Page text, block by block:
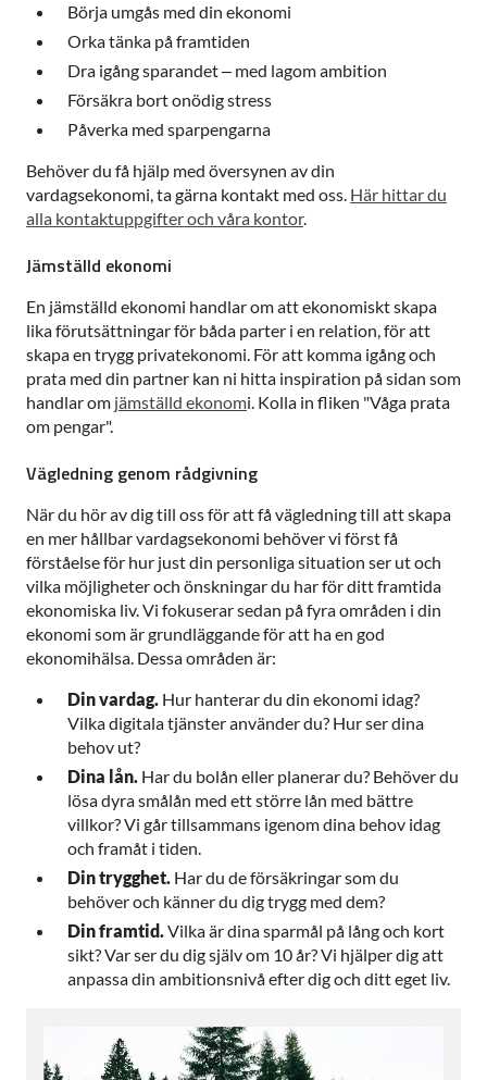
Börja umgås med din ekonomi
Orka tänka på framtiden
Dra igång sparandet – med lagom ambition
Försäkra bort onödig stress
Påverka med sparpengarna
Behöver du få hjälp med översynen av din
vardagsekonomi, ta gärna kontakt med oss. Här hittar du
alla kontaktuppgifter och våra kontor.
Jämställd ekonomi
En jämställd ekonomi handlar om att ekonomiskt skapa
lika förutsättningar för båda parter i en relation, för att
skapa en trygg privatekonomi. För att komma igång och
prata med din partner kan ni hitta inspiration på sidan som
handlar om jämställd ekonomi. Kolla in fliken "Våga prata
om pengar".
Vägledning genom rådgivning
När du hör av dig till oss för att få vägledning till att skapa
en mer hållbar vardagsekonomi behöver vi först få
förståelse för hur just din personliga situation ser ut och
vilka möjligheter och önskningar du har för ditt framtida
ekonomiska liv. Vi fokuserar sedan på fyra områden i din
ekonomi som är grundläggande för att ha en god
ekonomihälsa. Dessa områden är:
Din vardag. Hur hanterar du din ekonomi idag?
Vilka digitala tjänster använder du? Hur ser dina
behov ut?
Dina lån. Har du bolån eller planerar du? Behöver du
lösa dyra smålån med ett större lån med bättre
villkor? Vi går tillsammans igenom dina behov idag
och framåt i tiden.
Din trygghet. Har du de försäkringar som du
behöver och känner du dig trygg med dem?
Din framtid. Vilka är dina sparmål på lång och kort
sikt? Var ser du dig själv om 10 år? Vi hjälper dig att
anpassa din ambitionsnivå efter dig och ditt eget liv.